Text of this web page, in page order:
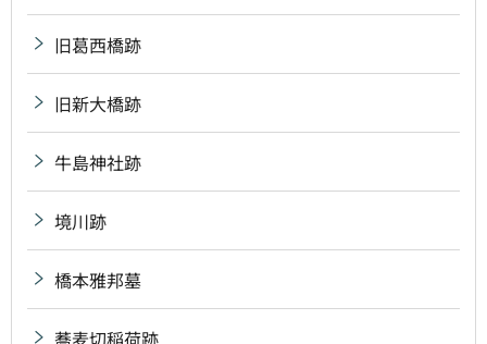
旧葛西橋跡
旧新大橋跡
牛島神社跡
境川跡
橋本雅邦墓
蕎麦切稲荷跡